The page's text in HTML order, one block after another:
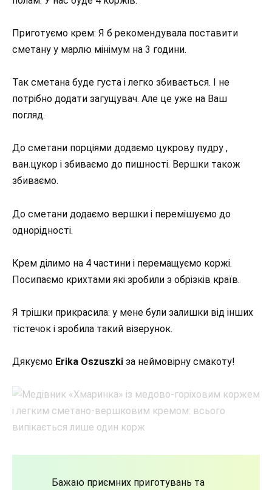
Приготуємо крем: Я б рекомендувала поставити
сметану у марлю мінімум на 3 години.
Так сметана буде густа і легко збивається. І не
потрібно додати загущувач. Але це уже на Ваш
погляд.
До сметани порціями додаємо цукрову пудру ,
ван.цукор і збиваємо до пишності. Вершки також
збиваємо.
До сметани додаємо вершки і перемішуємо до
однорідності.
Крем ділимо на 4 частини і перемащуємо коржі.
Посипаємо крихтами які зробили з обрізків країв.
Я трішки прикрасила: у мене були залишки від інших
тістечок і зробила такий візерунок.
Дякуємо Erika Oszuszki за неймовірну смакоту!
Бажаю приємних приготувань та